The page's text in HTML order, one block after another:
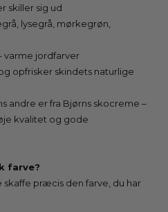
skiller sig ud
lysegrå, mørkegrøn,
varme jordfarver
opfrisker skindets naturlige
andre er fra Bjørns skocreme –
kvalitet og gode
farve?
skaffe præcis den farve, du har